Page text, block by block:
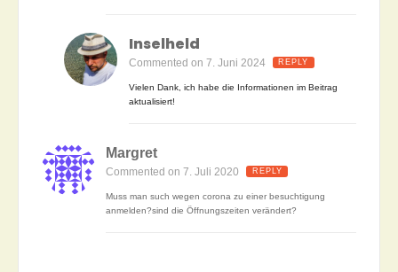
Inselheld
Commented on 7. Juni 2024 REPLY
Vielen Dank, ich habe die Informationen im Beitrag
aktualisiert!
Margret
Commented on 7. Juli 2020 REPLY
Muss man such wegen corona zu einer besuchtigung
anmelden?sind die Öffnungszeiten verändert?